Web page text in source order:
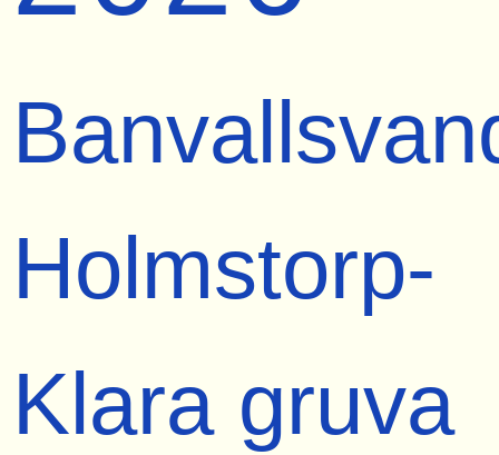
Holmstorp-
Klara gruva